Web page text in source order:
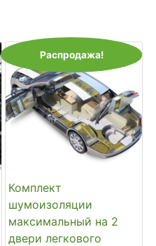
Распродажа!
Комплект
шумоизоляции
максимальный на 2
двери легкового